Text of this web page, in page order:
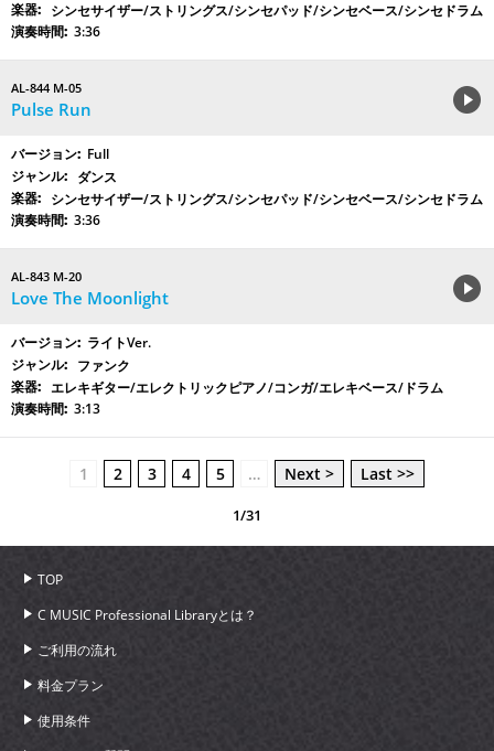
シンセサイザー/ストリングス/シンセパッド/シンセベース/シンセドラム
3:36
AL-844 M-05
Pulse Run
Full
ダンス
シンセサイザー/ストリングス/シンセパッド/シンセベース/シンセドラム
3:36
AL-843 M-20
Love The Moonlight
ライトVer.
ファンク
エレキギター/エレクトリックピアノ/コンガ/エレキベース/ドラム
3:13
1 2 3 4 5 … Next > Last >>
1/31
TOP
C MUSIC Professional Libraryとは？
ご利用の流れ
料金プラン
使用条件